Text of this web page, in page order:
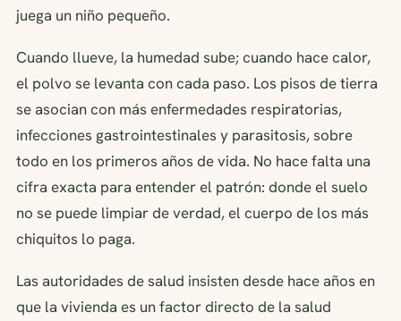
juega un niño pequeño.
Cuando llueve, la humedad sube; cuando hace calor,
el polvo se levanta con cada paso. Los pisos de tierra
se asocian con más enfermedades respiratorias,
infecciones gastrointestinales y parasitosis, sobre
todo en los primeros años de vida. No hace falta una
cifra exacta para entender el patrón: donde el suelo
no se puede limpiar de verdad, el cuerpo de los más
chiquitos lo paga.
Las autoridades de salud insisten desde hace años en
que la vivienda es un factor directo de la salud